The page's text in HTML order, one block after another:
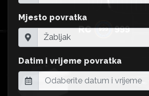
Mjesto povratka
Datim i vrijeme povratka